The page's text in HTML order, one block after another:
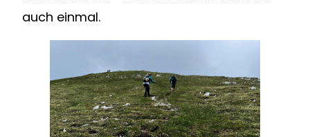
auch einmal.